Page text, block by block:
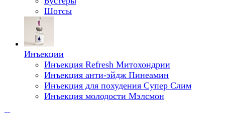
Шотсы
Инъекции
Инъекция Refresh Митохондрии
Инъекция анти-эйдж Пинеамин
Инъекция для похудения Супер Слим
Инъекция молодости Мэлсмон